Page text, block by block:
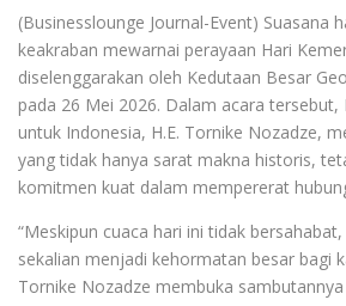
(Businesslounge Journal-Event) Suasana
keakraban mewarnai perayaan Hari
diselenggarakan oleh Kedutaan Besar
pada 26 Mei 2026. Dalam acara tersebut,
untuk Indonesia, H.E. Tornike Nozadze,
yang tidak hanya sarat makna historis,
komitmen kuat dalam mempererat
“Meskipun cuaca hari ini tidak
sekalian menjadi kehormatan besar bagi
Tornike Nozadze membuka